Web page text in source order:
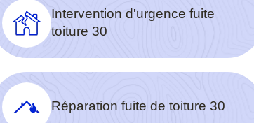
Intervention d'urgence fuite
toiture 30
Réparation fuite de toiture 30